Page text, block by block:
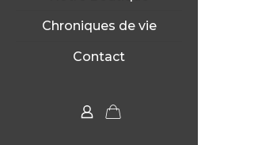
Chroniques de vie
Contact